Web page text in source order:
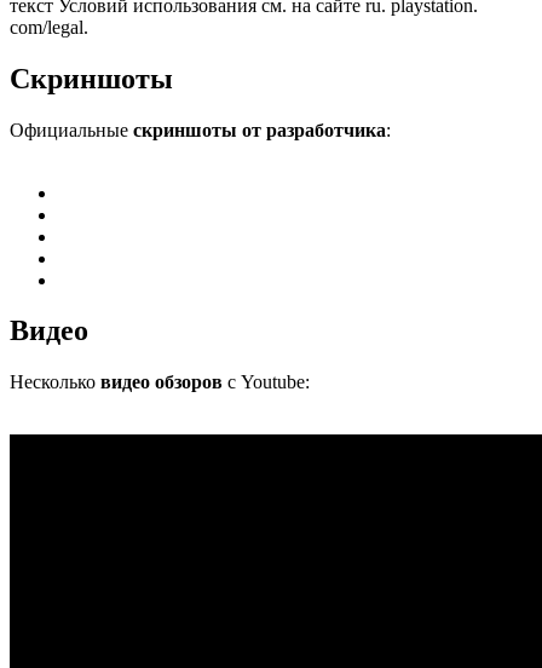
текст Условий использования см. на сайте ru. playstation.
com/legal.
Скриншоты
Официальные скриншоты от разработчика:
Видео
Несколько видео обзоров с Youtube: